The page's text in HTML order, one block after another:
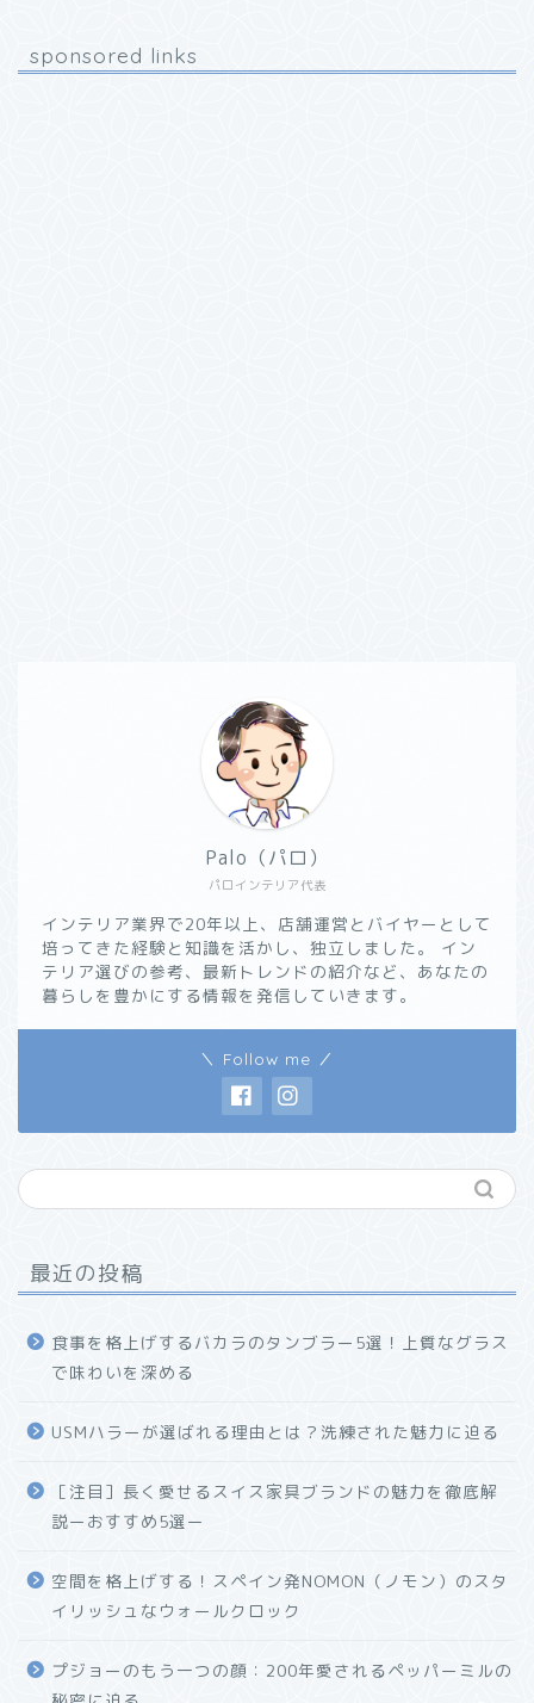
sponsored links
パロインテリア代表
Palo（パロ）
インテリア業界で20年以上、店舗運営とバイヤーとして
培ってきた経験と知識を活かし、独立しました。 イン
テリア選びの参考、最新トレンドの紹介など、あなたの
暮らしを豊かにする情報を発信していきます。
＼ Follow me ／
最近の投稿
食事を格上げするバカラのタンブラー5選！上質なグラス
で味わいを深める
USMハラーが選ばれる理由とは？洗練された魅力に迫る
［注目］長く愛せるスイス家具ブランドの魅力を徹底解
説ーおすすめ5選ー
空間を格上げする！スペイン発NOMON（ノモン）のスタ
イリッシュなウォールクロック
プジョーのもう一つの顔：200年愛されるペッパーミルの